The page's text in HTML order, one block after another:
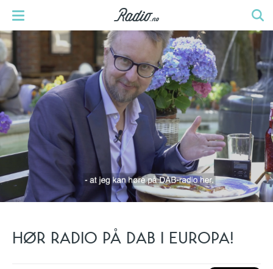
HØR RADIO PÅ DAB I EUROPA!